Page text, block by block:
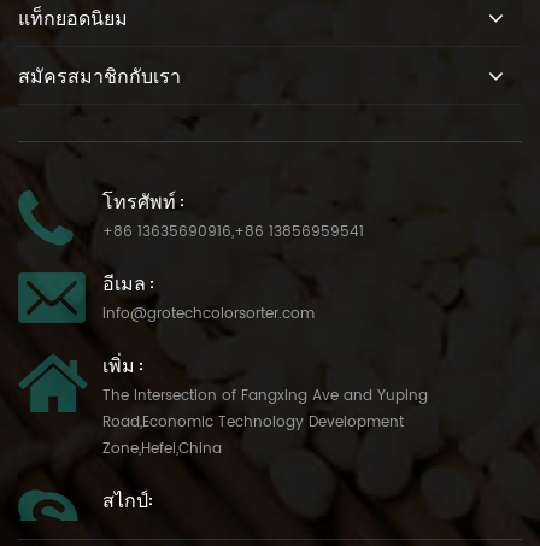
แท็กยอดนิยม
สมัครสมาชิกกับเรา
โทรศัพท์ :
+86 13635690916,+86 13856959541
อีเมล :
info@grotechcolorsorter.com
เพิ่ม :
The Intersection of Fangxing Ave and Yuping
Road,Economic Technology Development
Zone,Hefei,China
สไกป์: